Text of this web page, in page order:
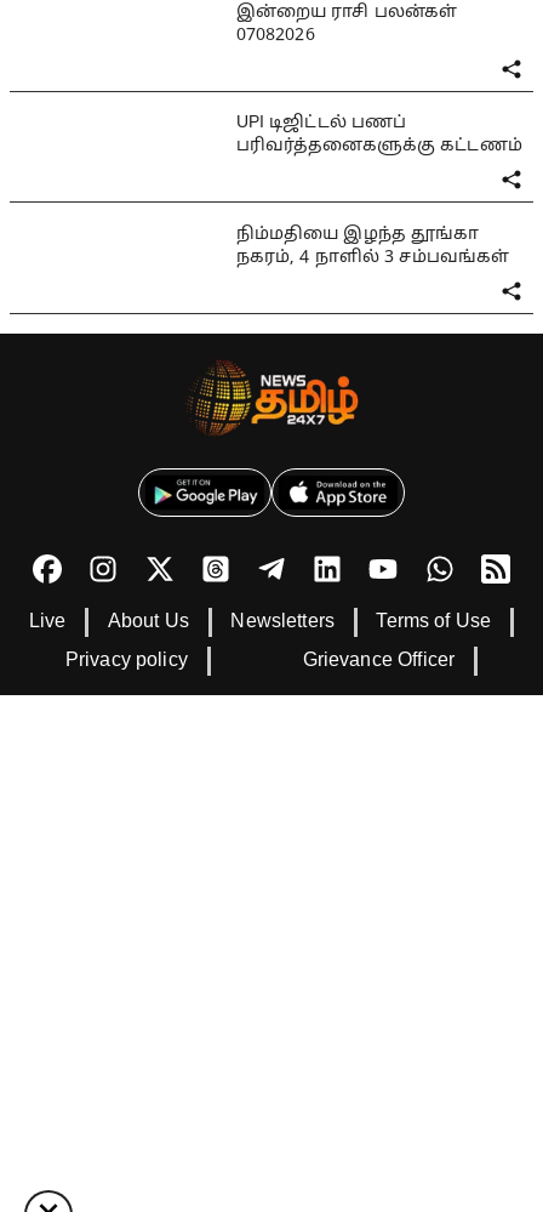
இன்றைய ராசி பலன்கள்
07082026
UPI டிஜிட்டல் பணப்
பரிவர்த்தனைகளுக்கு கட்டணம்
நிம்மதியை இழந்த தூங்கா
நகரம், 4 நாளில் 3 சம்பவங்கள்
Live About Us Newsletters
Terms of Use
Privacy policy
Grievance Officer